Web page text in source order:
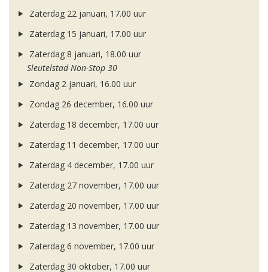
Zaterdag 22 januari, 17.00 uur
Zaterdag 15 januari, 17.00 uur
Zaterdag 8 januari, 18.00 uur
Sleutelstad Non-Stop 30
Zondag 2 januari, 16.00 uur
Zondag 26 december, 16.00 uur
Zaterdag 18 december, 17.00 uur
Zaterdag 11 december, 17.00 uur
Zaterdag 4 december, 17.00 uur
Zaterdag 27 november, 17.00 uur
Zaterdag 20 november, 17.00 uur
Zaterdag 13 november, 17.00 uur
Zaterdag 6 november, 17.00 uur
Zaterdag 30 oktober, 17.00 uur